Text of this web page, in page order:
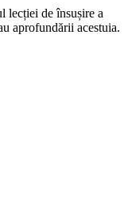
lecției de însușire a
aprofundării acestuia.